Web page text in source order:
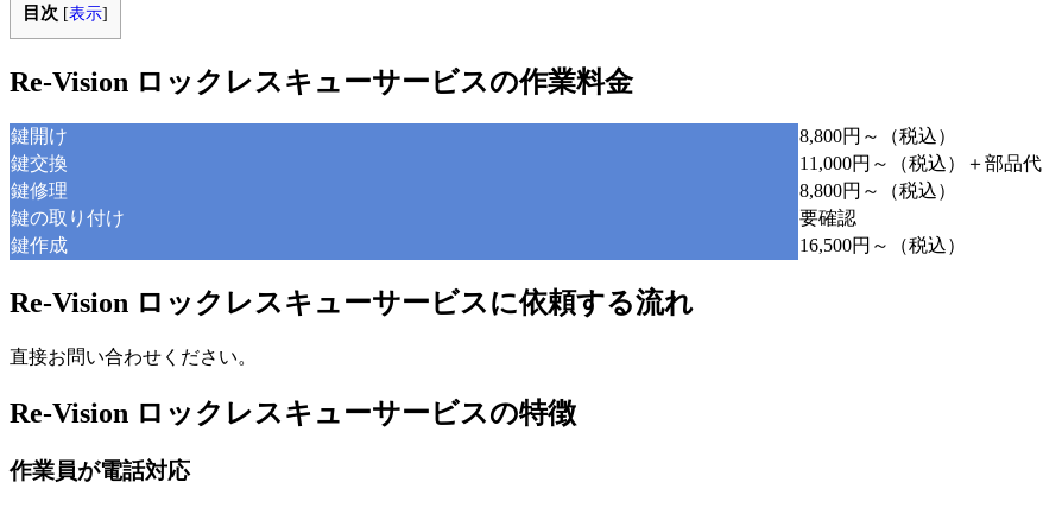
目次 [表示]
Re-Vision ロックレスキューサービスの作業料金
鍵開け
8,800円～（税込）
鍵交換
11,000円～（税込）＋部品代
鍵修理
8,800円～（税込）
鍵の取り付け
要確認
鍵作成
16,500円～（税込）
Re-Vision ロックレスキューサービスに依頼する流れ
直接お問い合わせください。
Re-Vision ロックレスキューサービスの特徴
作業員が電話対応